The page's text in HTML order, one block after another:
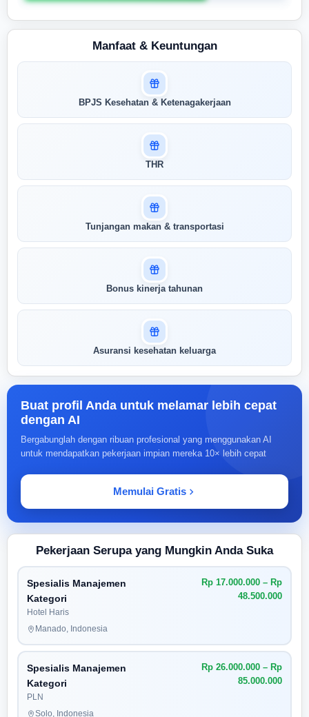
Masuk untuk melihat skor
pertandingan AI Anda
menunjukkan seberapa cocok keahlian
Anda dengan peran ini
Manfaat & Keuntungan
BPJS Kesehatan & Ketenagakerjaan
THR
Tunjangan makan & transportasi
Bonus kinerja tahunan
Asuransi kesehatan keluarga
Buat profil Anda untuk melamar lebih cepat
dengan AI
Bergabunglah dengan ribuan profesional yang menggunakan AI
untuk mendapatkan pekerjaan impian mereka 10× lebih cepat
Memulai Gratis
Pekerjaan Serupa yang Mungkin Anda Suka
Spesialis Manajemen
Kategori
Hotel Haris
Rp 17.000.000 – Rp
48.500.000
Manado, Indonesia
Spesialis Manajemen
Kategori
PLN
Rp 26.000.000 – Rp
85.000.000
Solo, Indonesia